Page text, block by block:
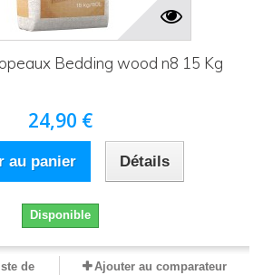
Bedding wood n8 15 Kg
24,90 €
au panier Détails
Disponible
de
Ajouter au comparateur